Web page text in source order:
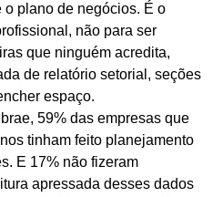
o plano de negócios. É o
não para ser
que ninguém acredita,
de relatório setorial, seções
espaço.
59% das empresas que
tinham feito planejamento
E 17% não fizeram
apressada desses dados